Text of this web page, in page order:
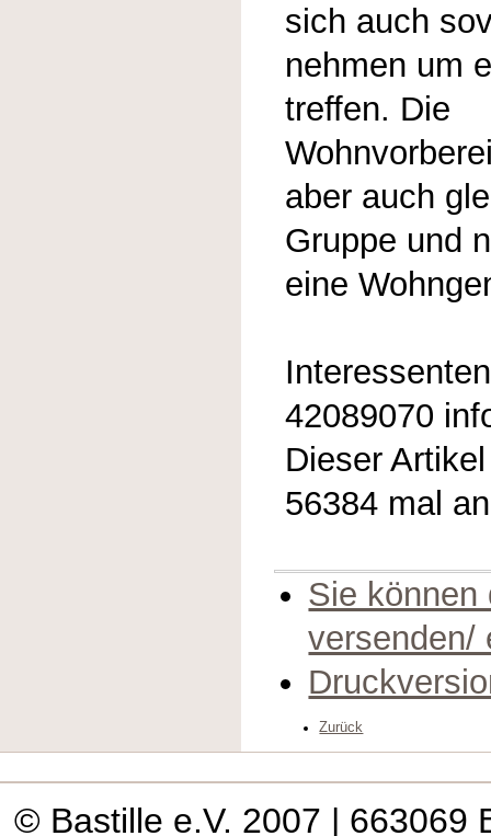
sich auch
nehmen um
treffen. Die
aber auch
Gruppe und
eine
42089070
Dieser
56384 mal
Sie können
versenden/
Zurück
© Bastille e.V. 2007 | 663069